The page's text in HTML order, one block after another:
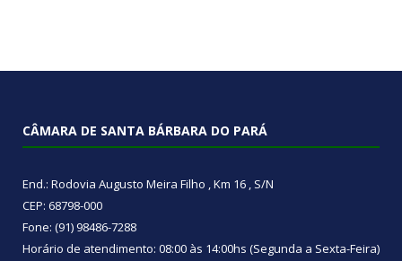
CÂMARA DE SANTA BÁRBARA DO PARÁ
End.: Rodovia Augusto Meira Filho , Km 16 , S/N
CEP: 68798-000
Fone: (91) 98486-7288
Horário de atendimento: 08:00 às 14:00hs (Segunda a Sexta-Feira)